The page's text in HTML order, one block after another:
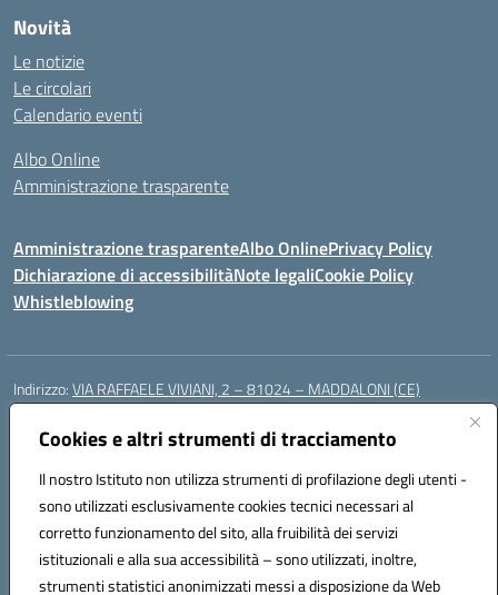
Cookies e altri strumenti di tracciamento
Il nostro Istituto non utilizza strumenti di profilazione degli utenti -
sono utilizzati esclusivamente cookies tecnici necessari al
corretto funzionamento del sito, alla fruibilità dei servizi
istituzionali e alla sua accessibilità – sono utilizzati, inoltre,
strumenti statistici anonimizzati messi a disposizione da Web
Novità
Le notizie
Le circolari
Calendario eventi
Albo Online
Amministrazione trasparente
Amministrazione trasparenteAlbo OnlinePrivacy Policy
Dichiarazione di accessibilitàNote legaliCookie Policy
Whistleblowing
Indirizzo:VIA RAFFAELE VIVIANI, 2 – 81024 – MADDALONI (CE)
Centralino:
Posta elettronica certificata (PEC):ceic8av00r@pec.istruzione.it
Codice fiscale: 93086020612
Codice meccanografico:CEIC8AV00R
Codice Indice delle Pubbliche Amministrazioni (IPA): icamm
Codice unico di fatturazione (CUF): UF8WE6